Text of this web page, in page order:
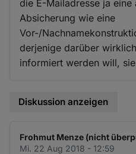
die E-Mailadresse ja
Absicherung wie eine
Vor-/
derjenige darüber
informiert werden will,
Diskussion anzeigen
Frohmut Menze (nicht
Mi. 22 Aug 2018 - 12:59